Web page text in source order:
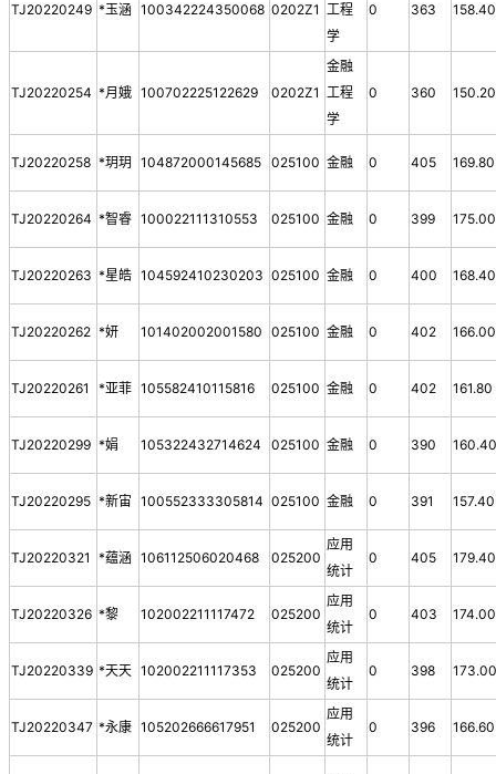
TJ20220249 *玉涵 100342224350068 0202Z1 工程
学
0 363 158.40
TJ20220254 *月娥 100702225122629 0202Z1
金融
工程
学
0 360 150.20
TJ20220258 *玥玥 104872000145685 025100 金融 0 405 169.80
TJ20220264 *智睿 100022111310553 025100 金融 0 399 175.00
TJ20220263 *星皓 104592410230203 025100 金融 0 400 168.40
TJ20220262 *妍 101402002001580 025100 金融 0 402 166.00
TJ20220261 *亚菲 105582410115816 025100 金融 0 402 161.80
TJ20220299 *娟 105322432714624 025100 金融 0 390
TJ20220295 *新宙 100552333305814 025100 金融 0 391 157.40
TJ20220321 *蕴涵 106112506020468 025200
应用
统计
0 405 179.40
TJ20220326 *黎 102002211117472 025200
应用
统计
0 403 174.00
TJ20220339 *天天 102002211117353 025200
应用
统计
0 398
TJ20220347 *永康 105202666617951 025200
应用
统计
0 396 166.60